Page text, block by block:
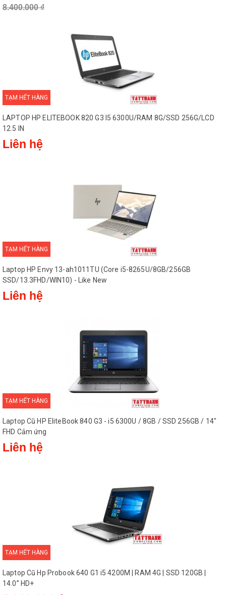
8.400.000 ₫
TẠM HẾT HÀNG
LAPTOP HP ELITEBOOK 820 G3 I5 6300U/RAM 8G/SSD 256G/LCD
12.5 IN
Liên hệ
TẠM HẾT HÀNG
Laptop HP Envy 13-ah1011TU (Core i5-8265U/8GB/256GB
SSD/13.3FHD/WIN10) - Like New
Liên hệ
TẠM HẾT HÀNG
Laptop Cũ HP EliteBook 840 G3 - i5 6300U / 8GB / SSD 256GB / 14"
FHD Cảm ứng
Liên hệ
TẠM HẾT HÀNG
Laptop Cũ Hp Probook 640 G1 i5 4200M | RAM 4G | SSD 120GB |
14.0” HD+